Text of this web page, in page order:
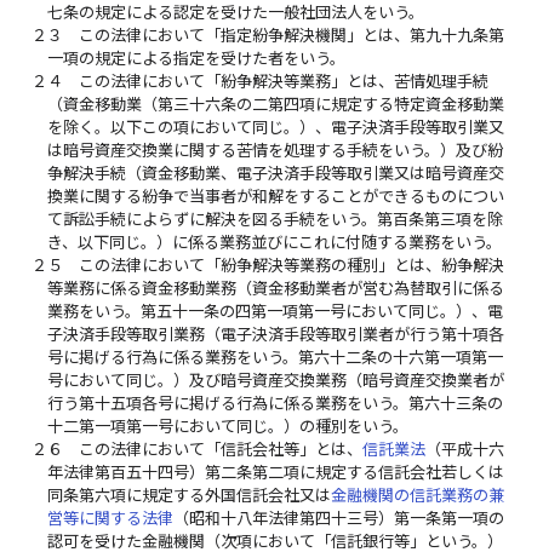
七条の規定による認定を受けた一般社団法人をいう。
２３
この法律において「指定紛争解決機関」とは、第九十九条第
一項の規定による指定を受けた者をいう。
２４
この法律において「紛争解決等業務」とは、苦情処理手続
（資金移動業（第三十六条の二第四項に規定する特定資金移動業
を除く。以下この項において同じ。）、電子決済手段等取引業又
は暗号資産交換業に関する苦情を処理する手続をいう。）及び紛
争解決手続（資金移動業、電子決済手段等取引業又は暗号資産交
換業に関する紛争で当事者が和解をすることができるものについ
て訴訟手続によらずに解決を図る手続をいう。第百条第三項を除
き、以下同じ。）に係る業務並びにこれに付随する業務をいう。
２５
この法律において「紛争解決等業務の種別」とは、紛争解決
等業務に係る資金移動業務（資金移動業者が営む為替取引に係る
業務をいう。第五十一条の四第一項第一号において同じ。）、電
子決済手段等取引業務（電子決済手段等取引業者が行う第十項各
号に掲げる行為に係る業務をいう。第六十二条の十六第一項第一
号において同じ。）及び暗号資産交換業務（暗号資産交換業者が
行う第十五項各号に掲げる行為に係る業務をいう。第六十三条の
十二第一項第一号において同じ。）の種別をいう。
２６
この法律において「信託会社等」とは、信託業法 （平成十六
年法律第百五十四号）第二条第二項に規定する信託会社若しくは
同条第六項に規定する外国信託会社又は金融機関の信託業務の兼
営等に関する法律 （昭和十八年法律第四十三号）第一条第一項の
認可を受けた金融機関（次項において「信託銀行等」という。）